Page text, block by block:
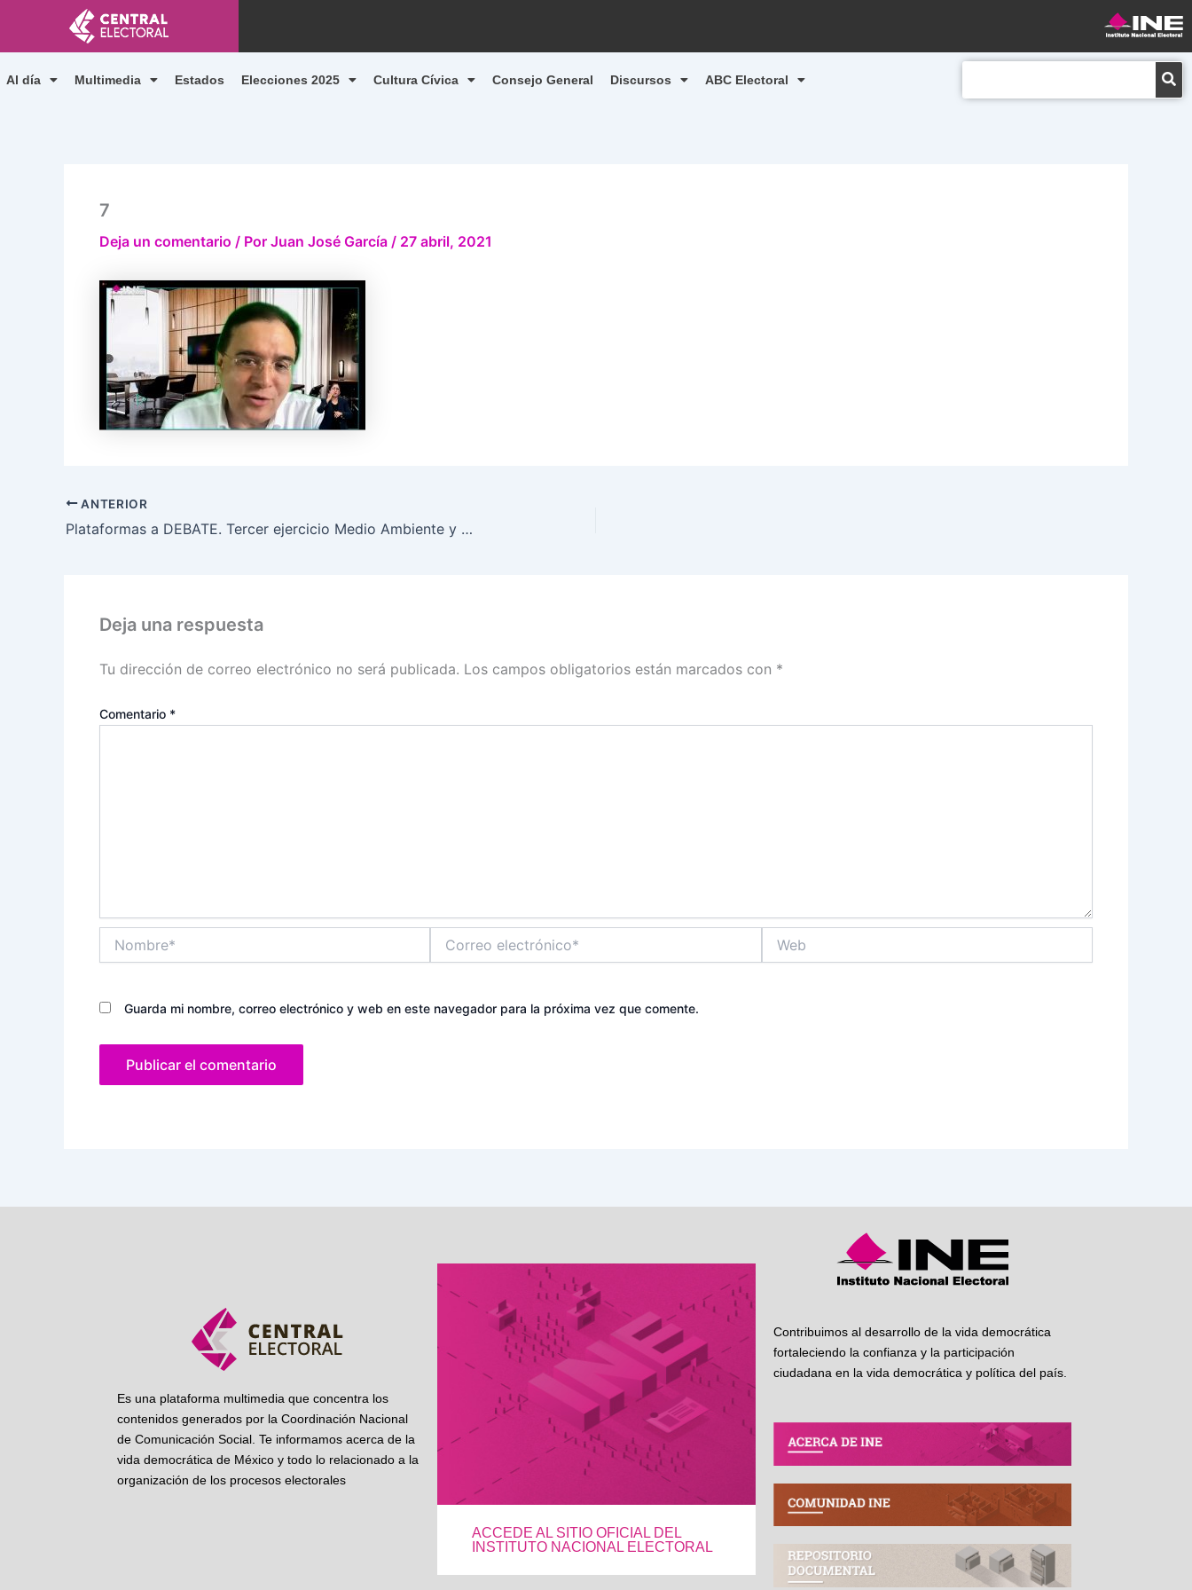
contenido
Al día Multimedia Estados Elecciones 2025 Cultura Cívica Consejo General Discursos ABC Electoral
7
Deja un comentario / Por Juan José García / 27 abril, 2021
ANTERIOR
Plataformas a DEBATE. Tercer ejercicio Medio Ambiente y Desarrollo Sustentable
Deja una respuesta
Tu dirección de correo electrónico no será publicada. Los campos obligatorios están marcados con *
Comentario *
electrónico*
Guarda mi nombre, correo electrónico y web en este navegador para la próxima vez que comente.
Es una plataforma multimedia que concentra los
contenidos generados por la Coordinación Nacional
de Comunicación Social. Te informamos acerca de la
vida democrática de México y todo lo relacionado a la
organización de los procesos electorales
ACCEDE AL SITIO OFICIAL DEL
INSTITUTO NACIONAL ELECTORAL
Contribuimos al desarrollo de la vida democrática
fortaleciendo la confianza y la participación
ciudadana en la vida democrática y política del país.